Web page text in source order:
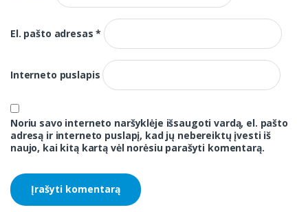
El. pašto adresas*
Interneto puslapis
Noriu savo interneto naršyklėje išsaugoti vardą, el. pašto
adresą ir interneto puslapį, kad jų nebereiktų įvesti iš
naujo, kai kitą kartą vėl norėsiu parašyti komentarą.